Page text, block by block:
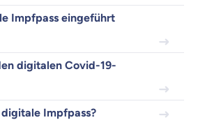
Impfpass eingeführt
digitalen Covid-19-
Impfpass?
beraten?
wählen